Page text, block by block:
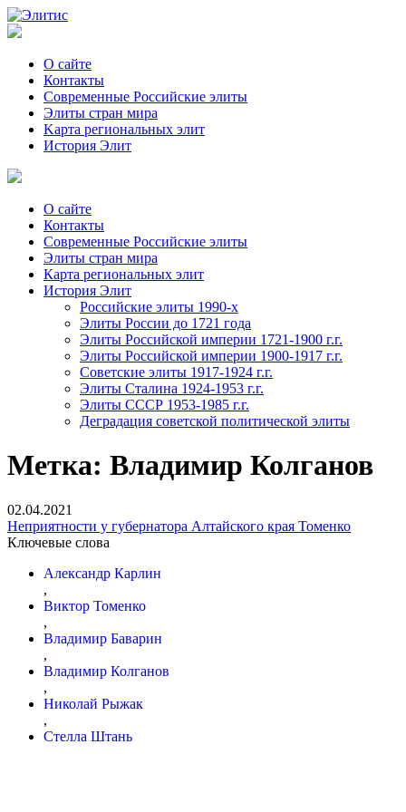
О сайте
Контакты
Современные Российские элиты
Элиты стран мира
Kартa региональных элит
История Элит
О сайте
Контакты
Современные Российские элиты
Элиты стран мира
Картa региональных элит
История Элит
Российские элиты 1990-х
Элиты России до 1721 года
Элиты Российской империи 1721-1900 г.г.
Элиты Российской империи 1900-1917 г.г.
Советские элиты 1917-1924 г.г.
Элиты Сталина 1924-1953 г.г.
Элиты СССР 1953-1985 г.г.
Деградация советской политической элиты
Метка: Владимир Колганов
02.04.2021
Неприятности у губернатора Алтайского края Томенко
Ключевые слова
Александр Карлин
,
Виктор Томенко
,
Владимир Баварин
,
Владимир Колганов
,
Николай Рыжак
,
Стелла Штань